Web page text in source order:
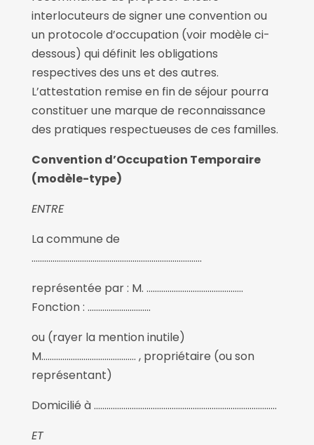
interlocuteurs de signer une convention ou
un protocole d’occupation (voir modèle ci-
dessous) qui définit les obligations
respectives des uns et des autres.
L’attestation remise en fin de séjour pourra
constituer une marque de reconnaissance
des pratiques respectueuses de ces familles.
Convention d’Occupation Temporaire
(modèle-type)
ENTRE
La commune de
………………………………………………………………………
représentée par : M. ……………………………………….
Fonction : …………………………
ou (rayer la mention inutile)
M……………………………………… , propriétaire (ou son
représentant)
Domicilié à ……………………………………………………………………………
ET